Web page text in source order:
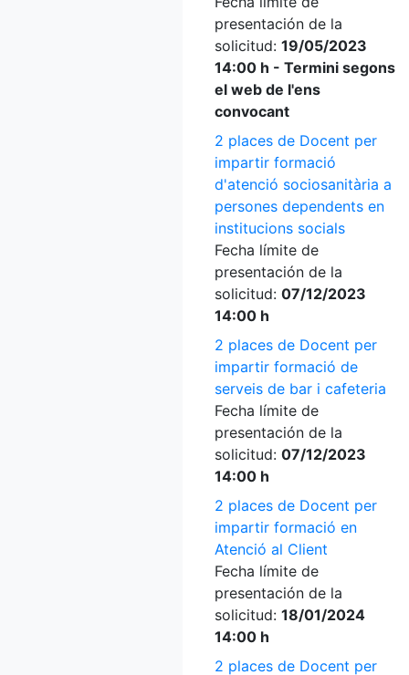
presentación de la
solicitud: 19/05/2023
14:00 h - Termini segons
el web de l'ens
convocant
2 places de Docent per
impartir formació
d'atenció sociosanitària a
persones dependents en
institucions socials
Fecha límite de
presentación de la
solicitud: 07/12/2023
14:00 h
2 places de Docent per
impartir formació de
serveis de bar i cafeteria
Fecha límite de
presentación de la
solicitud: 07/12/2023
14:00 h
2 places de Docent per
impartir formació en
Atenció al Client
Fecha límite de
presentación de la
solicitud: 18/01/2024
14:00 h
2 places de Docent per